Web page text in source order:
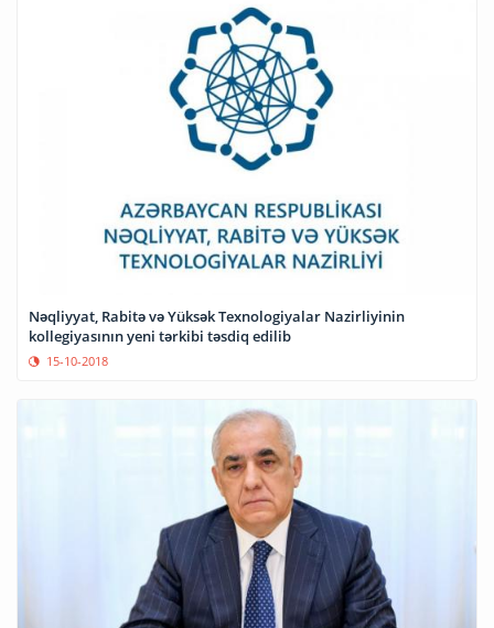
Nəqliyyat, Rabitə və Yüksək Texnologiyalar Nazirliyinin
kollegiyasının yeni tərkibi təsdiq edilib
15-10-2018